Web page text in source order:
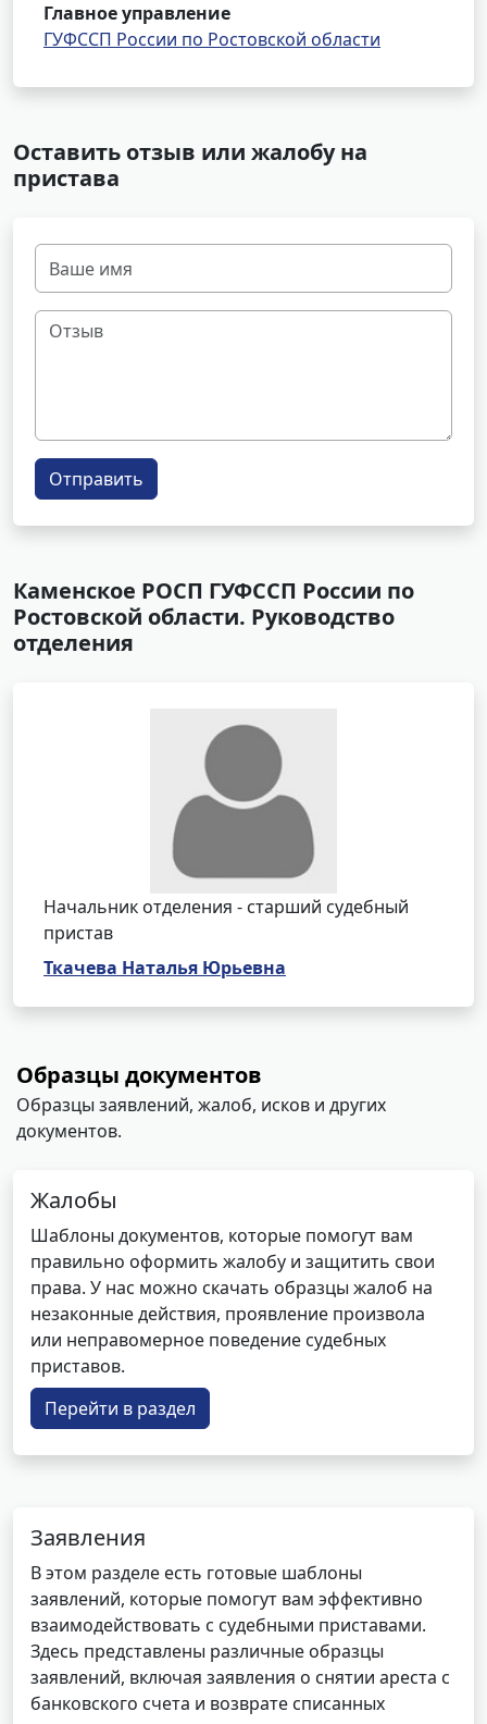
Главное управление
ГУФССП России по Ростовской области
Оставить отзыв или жалобу на
пристава
Отправить
Каменское РОСП ГУФССП России по
Ростовской области. Руководство
отделения
Начальник отделения - старший судебный
пристав
Ткачева Наталья Юрьевна
Образцы документов
Образцы заявлений, жалоб, исков и других
документов.
Жалобы
Шаблоны документов, которые помогут вам
правильно оформить жалобу и защитить свои
права. У нас можно скачать образцы жалоб на
незаконные действия, проявление произвола
или неправомерное поведение судебных
приставов.
Перейти в раздел
Заявления
В этом разделе есть готовые шаблоны
заявлений, которые помогут вам эффективно
взаимодействовать с судебными приставами.
Здесь представлены различные образцы
заявлений, включая заявления о снятии ареста с
банковского счета и возврате списанных